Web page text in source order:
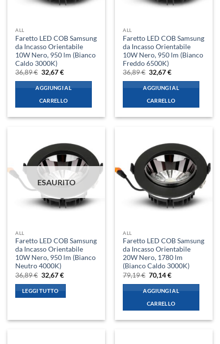
ALL
Faretto LED COB Samsung
da Incasso Orientabile
10W Nero, 950 lm (Bianco
Caldo 3000K)
36,89€ Il
prezzo
originale
era:
36,89 €.
32,67€Il
attuale
è:
32,67 €.
AGGIUNGI AL
CARRELLO
ALL
Faretto LED COB Samsung
da Incasso Orientabile
10W Nero, 950 lm (Bianco
Freddo 6500K)
36,89€ Il
prezzo
originale
era:
36,89 €.
32,67€Il
attuale
è:
32,67 €.
AGGIUNGI AL
CARRELLO
ESAURITO
ALL
Faretto LED COB Samsung
da Incasso Orientabile
10W Nero, 950 lm (Bianco
Neutro 4000K)
36,89€ Il
prezzo
originale
era:
36,89 €.
32,67€Il
32,67 €.
LEGGI TUTTO
ALL
Faretto LED COB Samsung
da Incasso Orientabile
20W Nero, 1780 lm
(Bianco Caldo 3000K)
79,19€ Il
prezzo
originale
era:
79,19 €.
70,14€Il
attuale
è:
70,14 €.
AGGIUNGI AL
CARRELLO